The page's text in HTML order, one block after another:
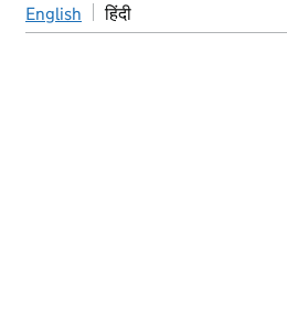
English हिंदी